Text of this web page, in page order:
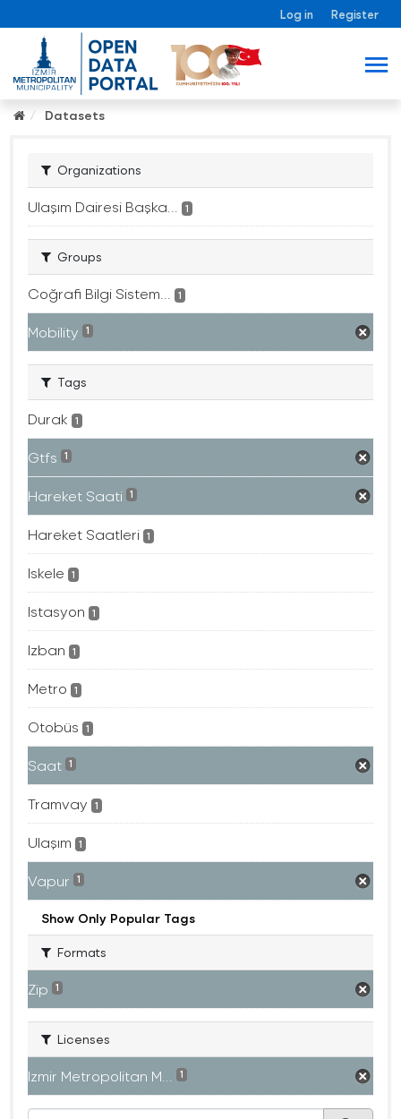
Log in Register
Datasets
Organizations
Ulaşım Dairesi Başka... 1
Groups
Coğrafi Bilgi Sistem... 1
Mobility 1
Tags
Durak 1
Gtfs 1
Hareket Saati 1
Hareket Saatleri 1
Iskele 1
Istasyon 1
Izban 1
Metro 1
Otobüs 1
Saat 1
Tramvay 1
Ulaşım 1
Vapur 1
Show Only Popular Tags
Formats
Zip 1
Licenses
Izmir Metropolitan M... 1